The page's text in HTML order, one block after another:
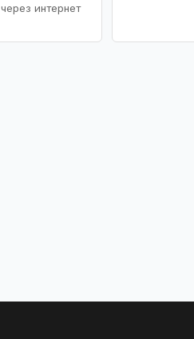
через интернет